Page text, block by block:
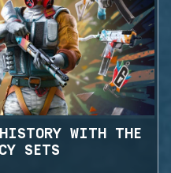
WITH THE
SETS